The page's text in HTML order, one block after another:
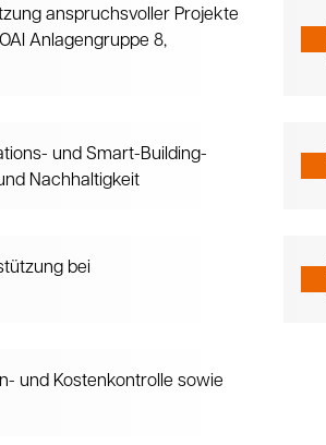
anspruchsvoller Projekte
Anlagengruppe 8,
und Smart-Building-
Nachhaltigkeit
bei
und Kostenkontrolle sowie